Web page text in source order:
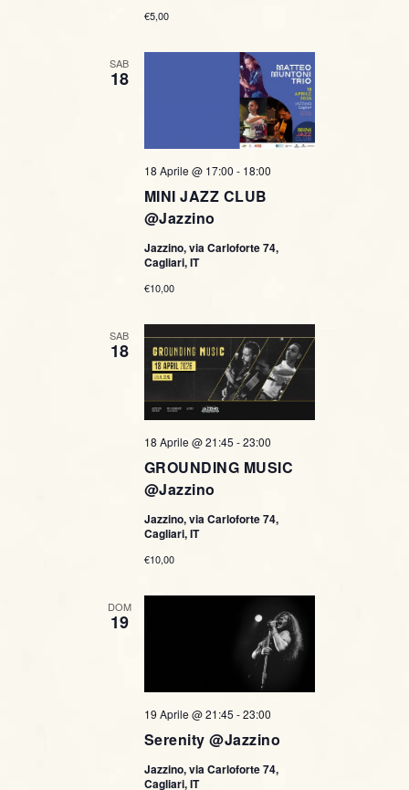
€5,00
SAB
18
MINI JAZZ CLUB
@Jazzino
18 Aprile @ 17:00 - 18:00
Jazzino, via Carloforte 74,
Cagliari, IT
€10,00
SAB
18
GROUNDING MUSIC
@Jazzino
18 Aprile @ 21:45 -23:00
Jazzino, via Carloforte 74,
Cagliari, IT
€10,00
DOM
19
Serenity @Jazzino
19 Aprile @ 21:45 -23:00
Jazzino, via Carloforte 74,
Cagliari, IT